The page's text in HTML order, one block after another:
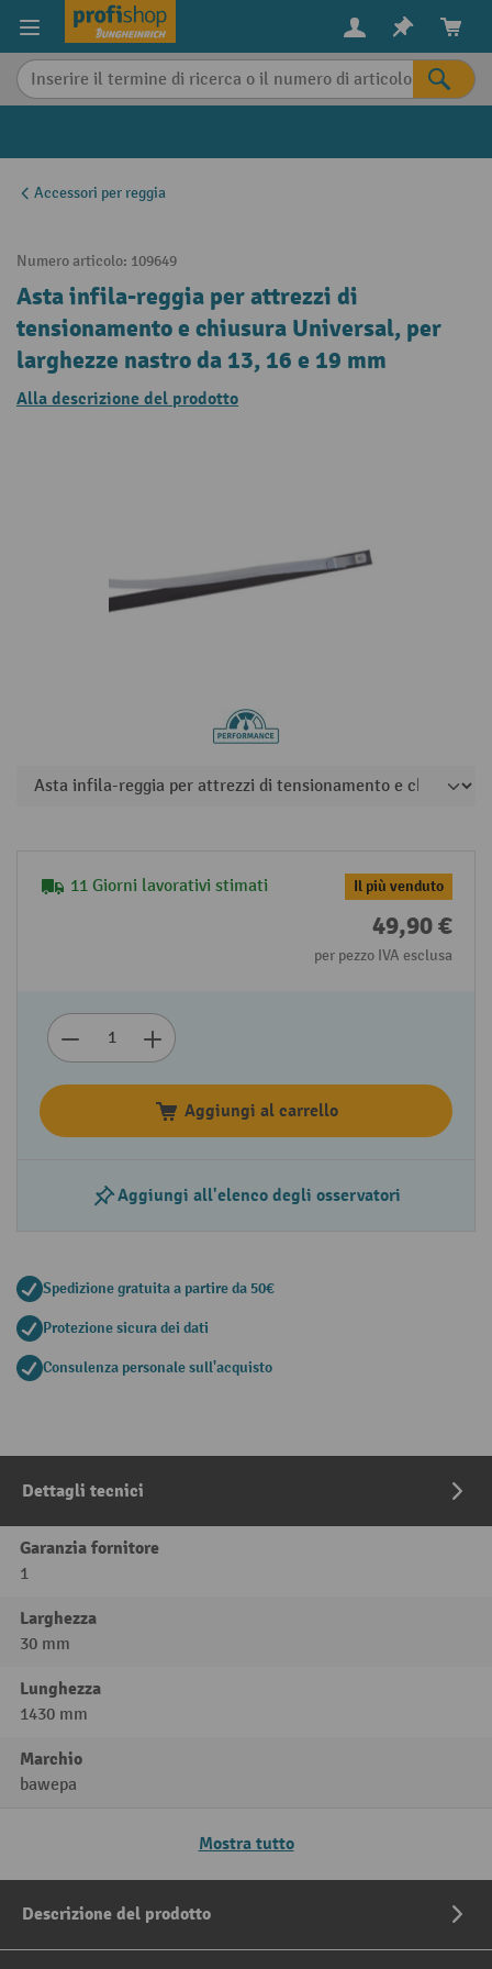
content
Accessori per reggia
Numero articolo: 109649
Asta infila-reggia per attrezzi di
tensionamento e chiusura Universal, per
larghezze nastro da 13, 16 e 19 mm
Alla descrizione del prodotto
11 Giorni lavorativi stimati Il più venduto
49,90 €
per pezzo IVA esclusa
Aggiungi al carrello
Aggiungi all'elenco degli osservatori
Spedizione gratuita a partire da 50€
Protezione sicura dei dati
Consulenza personale sull'acquisto
Dettagli tecnici
Garanzia fornitore
1
Larghezza
30 mm
Lunghezza
1430 mm
Marchio
bawepa
Mostra tutto
Descrizione del prodotto